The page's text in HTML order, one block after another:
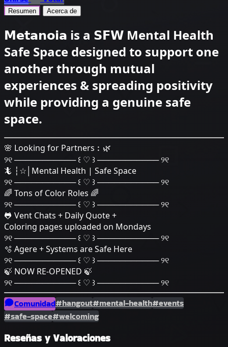
Resumen Acerca de
𝗠𝗲𝘁𝗮𝗻𝗼𝗶𝗮 is a 𝗦𝗙𝗪 Mental Health
Safe Space designed to support one
another through mutual
experiences & spreading positivity
while providing a genuine safe
space.
🌸 Looking for Partners︰🌿
୨୧ ─────────── ꒰ ♡ ꒱ ─────────── ୨୧
🦎 ┆☆│Mental Health | Safe Space
୨୧ ─────────── ꒰ ♡ ꒱ ─────────── ୨୧
🌈 Tons of Color Roles 🌈
୨୧ ─────────── ꒰ ♡ ꒱ ─────────── ୨୧
🐸 Vent Chats + Daily Quote +
Coloring pages uploaded on Mondays
୨୧ ─────────── ꒰ ♡ ꒱ ─────────── ୨୧
🫧 Agere + Systems are Safe Here
୨୧ ─────────── ꒰ ♡ ꒱ ─────────── ୨୧
🍃 NOW RE-OPENED 🍃
୨୧ ─────────── ꒰ ♡ ꒱ ─────────── ୨୧
Comunidad#hangout#mental-health#events
#safe-space#welcoming
Reseñas y Valoraciones